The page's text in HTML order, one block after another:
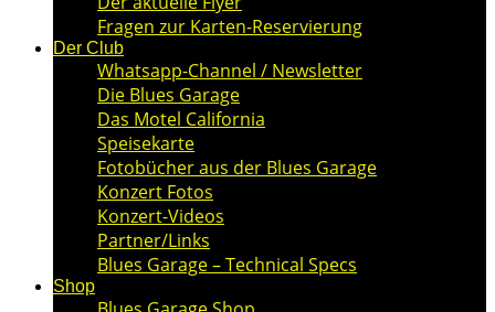
Fragen zur Karten-Reservierung
Der Club
Whatsapp-Channel / Newsletter
Die Blues Garage
Das Motel California
Speisekarte
Fotobücher aus der Blues Garage
Konzert Fotos
Konzert-Videos
Partner/Links
Blues Garage – Technical Specs
Shop